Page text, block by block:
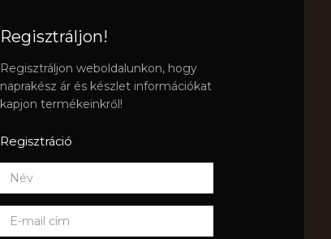
Regisztráljon!
Regisztráljon weboldalunkon, hogy
naprakész ár és készlet információkat
kapjon termékeinkről!
Regisztráció